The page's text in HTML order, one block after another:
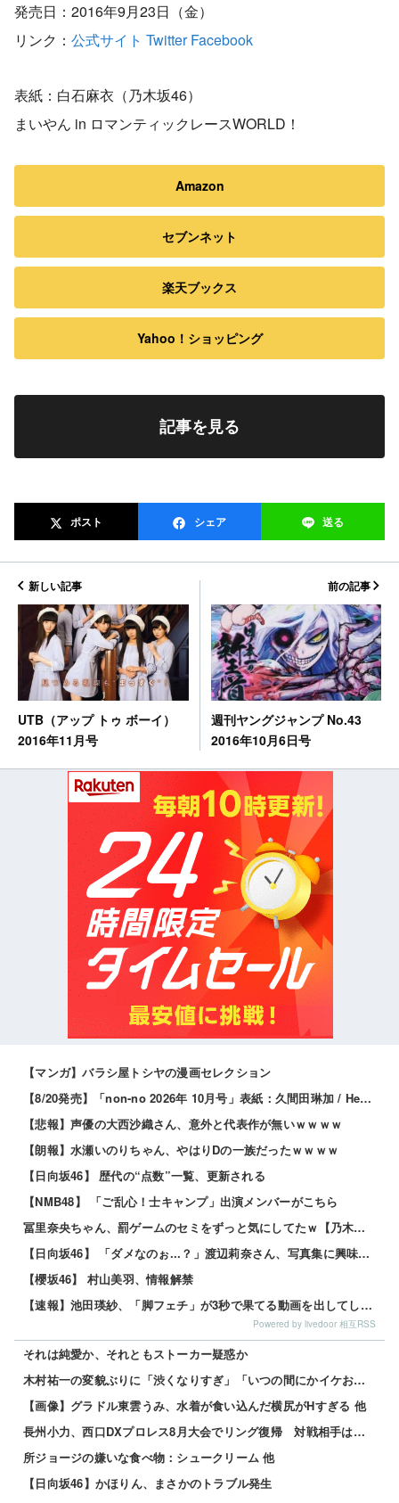
発売日：2016年9月23日（金）
リンク： 公式サイト Twitter Facebook
表紙：白石麻衣（乃木坂46）
まいやん in ロマンティックレースWORLD！
Amazon
セブンネット
楽天ブックス
Yahoo！ショッピング
記事を見る
ポスト シェア 送る
新しい記事
UTB（アップ トゥ ボーイ）
2016年11月号
前の記事
週刊ヤングジャンプ No.43
2016年10月6日号
【マンガ】バラシ屋トシヤの漫画セレクション
【8/20発売】「non-no 2026年 10月号」表紙：久間田琳加 / Hearts2Hearts
【悲報】声優の大西沙織さん、意外と代表作が無いｗｗｗｗ
【朗報】水瀬いのりちゃん、やはりDの一族だったｗｗｗｗ
【日向坂46】 歴代の“点数”一覧、更新される
【NMB48】 「ご乱心！士キャンプ」出演メンバーがこちら
冨里奈央ちゃん、罰ゲームのセミをずっと気にしてたｗ【乃木坂46】
【日向坂46】 「ダメなのぉ...？」渡辺莉奈さん、写真集に興味津々
【櫻坂46】 村山美羽、情報解禁
【速報】池田瑛紗、「脚フェチ」が3秒で果てる動画を出してしまう・・・
Powered by livedoor 相互RSS
それは純愛か、それともストーカー疑惑か
木村祐一の変貌ぶりに「渋くなりすぎ」「いつの間にかイケおじに」の声 他
【画像】グラドル東雲うみ、水着が食い込んだ横尻がHすぎる 他
長州小力、西口DXプロレス8月大会でリング復帰 対戦相手はクロちゃん 他
所ジョージの嫌いな食べ物：シュークリーム 他
【日向坂46】かほりん、まさかのトラブル発生